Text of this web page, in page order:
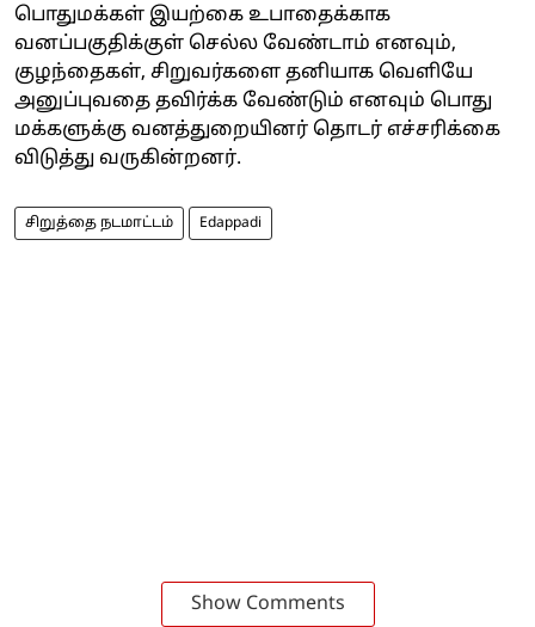
பொதுமக்கள் இயற்கை உபாதைக்காக
வனப்பகுதிக்குள் செல்ல வேண்டாம் எனவும்,
குழந்தைகள், சிறுவர்களை தனியாக வெளியே
அனுப்புவதை தவிர்க்க வேண்டும் எனவும் பொது
மக்களுக்கு வனத்துறையினர் தொடர் எச்சரிக்கை
விடுத்து வருகின்றனர்.
சிறுத்தை நடமாட்டம் Edappadi
Show Comments